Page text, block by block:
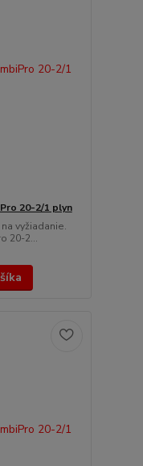
20-2/1 plyn
vyžiadanie.
20-2...